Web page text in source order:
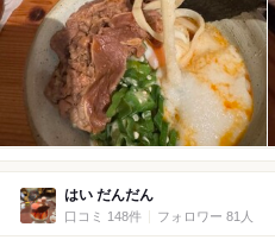
はい だんだん
口コミ 148件 フォロワー 81人